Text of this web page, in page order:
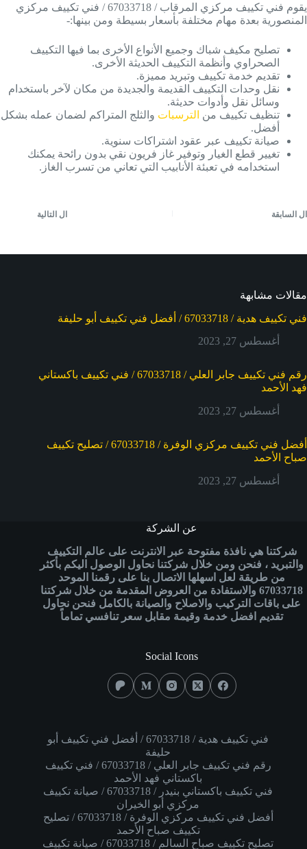
يقوم فني تكييف مركزي المرقاب / 67033718 / فني تكييف مركزي
المنصورية بعدة مهام مختلفة بأسعار بسيطة ومن بينها:-
تصليح مكيف شباك وجميع الأنواع الأخرى بما فيها التكييف
الصحراوي وأنظمة التكييف الحديثة الأخرى.
تقديم خدمة تكييف وتبريد مميزة.
نقل وحدات التكييف القديمة والجديدة من مكان لآخر باستخدام
وسائل نقل وأدوات حديثة.
تنظيف تكييف من الترسبات والثلج المتراكم لضمان عمله بشكل
أفضل.
صيانة تكييف عبر عقود اشتراكات سنوية.
تغيير قطع الغيار وتوفير غاز فريون نقي بدون رائحة يمكنك
استخدامه في تعبئة الأنابيب التي تعاني من تسرب الغاز.
ال السابقة ال التالية
مقالات مشابهة
فني تكييف هدية / 67033718 / أفضل فني تكييف أبو حليفة
أغسطس 27, 2023
رقم فني تكييف جابر العلي / 67033718 / فني تكييف باكستاني
فهد الأحمد
أغسطس 27, 2023
أفضل فني تكييف مركزي الوفرة / 67033718 / تصليح تكييف
صباح الأحمد
أغسطس 27, 2023
عن الشركة
شركتنا هي نافذة مفتوحة عبر الانترنت على عالم التكييف
والتبريد ، فنحن ومن خلال شركتنا نحاول الوصول اليكم بأكثر
من طريقة لعل اسهلها الاتصال بنا على رقمنا الموحد
67033718والاستفادة من العروض المقدمة من خلال شركتنا
على باقات التركيب والاصلاح والصيانة بالكامل فنحن نحاول
تقديم افضل خدمة وقيمة مقابل سعر تنافسي تماماً
Social Icons
فني تكييف هدية / 67033718 / أفضل فني تكييف أبو
حليفة
رقم فني تكييف جابر العلي / 67033718 / فني تكييف
باكستاني فهد الأحمد
فني تكييف باكستاني بنيدر / 67033718 / صيانة تكييف
مركزي أبو الخيران
أفضل فني تكييف مركزي الوفرة / 67033718 / تصليح
تكييف صباح الأحمد
تصليح تكييف صباح السالم / 67033718 / صيانة تكييف